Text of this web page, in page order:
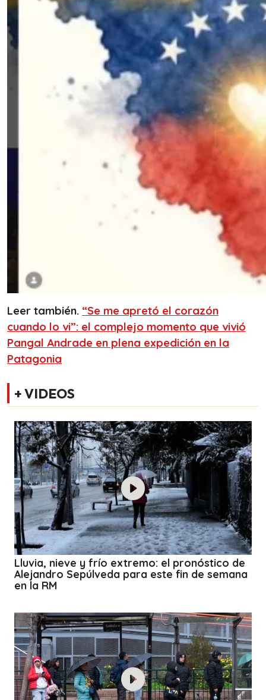
Leer también. “Se me apretó el corazón
cuando lo vi”: el complejo momento que vivió
Pangal Andrade en plena expedición en la
Patagonia
+ VIDEOS
Lluvia, nieve y frío extremo: el pronóstico de
Alejandro Sepúlveda para este fin de semana
en la RM